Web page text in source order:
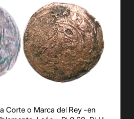
Corte o Marca del Rey -en